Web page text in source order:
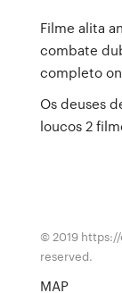
Filme alita
combate
completo
Os deuses
loucos 2
© 2019
reserved.
MAP